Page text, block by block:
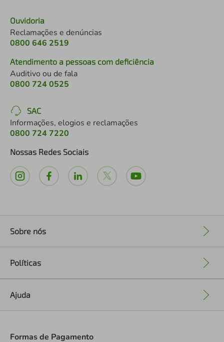
Ouvidoria
Reclamações e denúncias
0800 646 2519
Atendimento a pessoas com deficiência
Auditivo ou de fala
0800 724 0525
SAC
Informações, elogios e reclamações
0800 724 7220
Nossas Redes Sociais
Sobre nós
Políticas
Ajuda
Formas de Pagamento